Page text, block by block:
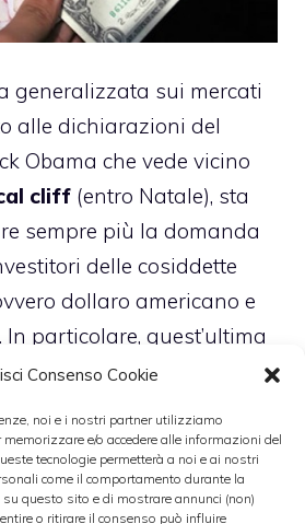
Consenso Cookie
noi e i nostri partner utilizziamo
memorizzare e/o accedere alle informazioni del
tecnologie permetterà a noi e ai nostri
come il comportamento durante la
questo sito e di mostrare annunci (non)
o ritirare il consenso può influire
generalizzata sui mercati
alle dichiarazioni del
Obama che vede vicino
cliff (entro Natale), sta
sempre più la domanda
delle cosiddette
dollaro americano e
particolare, quest’ultima
valuta più venduta sui
yenspinge al rialzo la
ha chiuso la seduta con
inferiore al mezzo